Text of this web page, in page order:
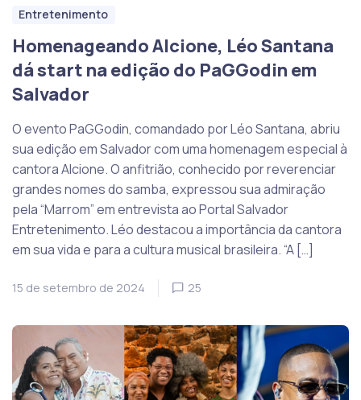
Entretenimento
Homenageando Alcione, Léo Santana
dá start na edição do PaGGodin em
Salvador
O evento PaGGodin, comandado por Léo Santana, abriu
sua edição em Salvador com uma homenagem especial à
cantora Alcione. O anfitrião, conhecido por reverenciar
grandes nomes do samba, expressou sua admiração
pela “Marrom” em entrevista ao Portal Salvador
Entretenimento. Léo destacou a importância da cantora
em sua vida e para a cultura musical brasileira. “A […]
15 de setembro de 2024 25